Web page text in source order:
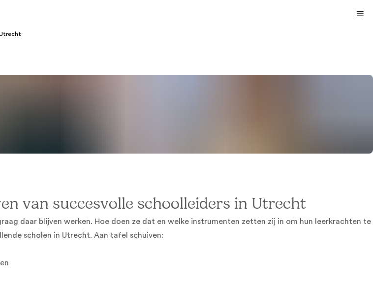
van succesvolle schoolleiders in Utrecht
daar blijven werken. Hoe doen ze dat en welke instrumenten zetten zij in om hun leerkrachten te
scholen in Utrecht. Aan tafel schuiven: